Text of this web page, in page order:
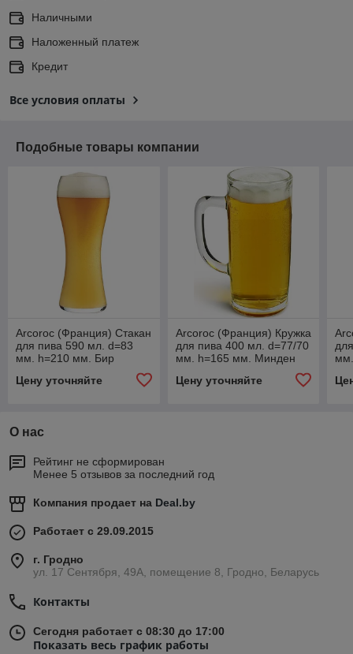
Наличными
Наложенный платеж
Кредит
Все условия оплаты
Подобные товары компании
Arcoroc (Франция) Стакан
для пива 590 мл. d=83
мм. h=210 мм. Бир
Цену уточняйте
Arcoroc (Франция) Кружка
для пива 400 мл. d=77/70
мм. h=165 мм. Минден
Цену уточняйте
О нас
Рейтинг не сформирован
Менее 5 отзывов за последний год
Компания продает на Deal.by
Работает с 29.09.2015
г. Гродно
ул. 17 Сентября, 49А, помещение 8, Гродно, Беларусь
Контакты
Сегодня работает с 08:30 до 17:00
Показать весь график работы